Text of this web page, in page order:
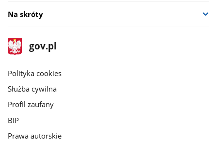
Na skróty
stopka
gov.pl
Strona
gov.pl
gov.pl
Polityka cookies
Służba cywilna
Profil zaufany
BIP
Prawa autorskie